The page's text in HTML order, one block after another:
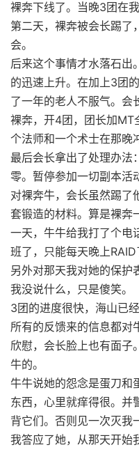
裸奔下线了。当晚3团在
第二天，裸奔被会长踢了
会。
后来这个事情才水落石出
的迅速上升。在加上3团
了一年的老人不服气。会
裸奔，开4团，团长加MT
个法师和一个术士在那晚
最后会长拿出了处理办法
零。暂停参加一切副本活
对裸奔牛，会长虽然踢了
套锻造的材料。算是裸奔
一天，牛牛给我打了个电
班了，只能每天晚上RAID
另外对那天我对她的保护
我没说什么，只是傻笑。
3团的进度很快，海山已
所有的反馈来的信息都对
欣慰，会长脸上也有面子
牛的。
牛牛说她的怨念是蛋刀和
东西，心里就痒得很。并
背它们。否则见一次灭我
我答应了她，从那天开始